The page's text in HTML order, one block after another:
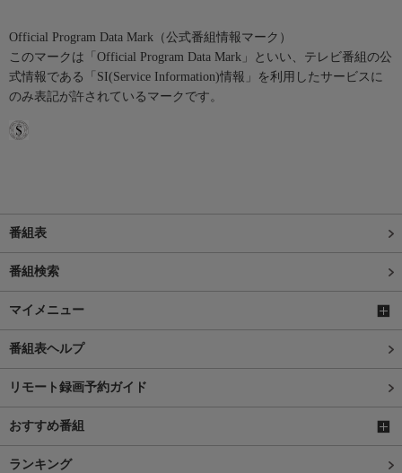
Official Program Data Mark（公式番組情報マーク）
このマークは「Official Program Data Mark」といい、テレビ番組の公
式情報である「SI(Service Information)情報」を利用したサービスに
のみ表記が許されているマークです。
番組表
番組検索
マイメニュー
番組表ヘルプ
リモート録画予約ガイド
おすすめ番組
ランキング